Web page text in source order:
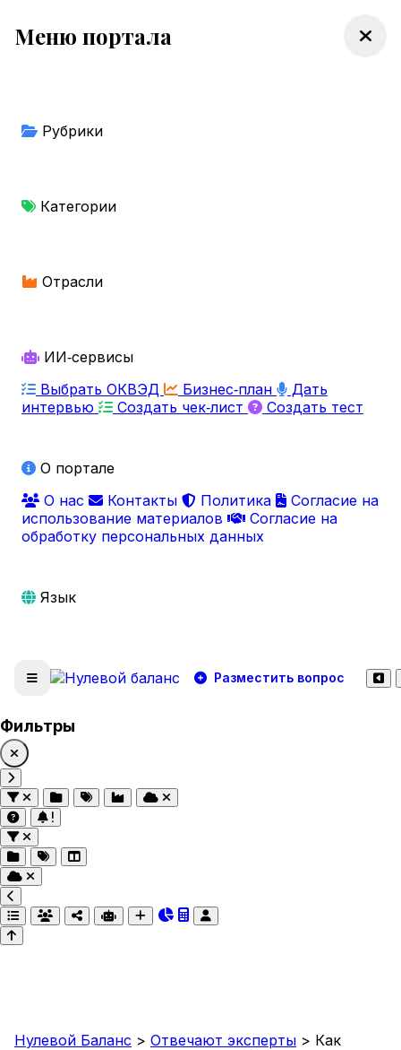
Меню портала
Рубрики
Категории
Отрасли
ИИ‑сервисы
Выбрать ОКВЭД
Бизнес‑план
Дать
интервью
Создать чек‑лист Создать тест
О портале
О нас
Контакты Политика
Согласие на
использование материалов
Согласие на
обработку персональных данных
Язык
Разместить вопрос
Фильтры
Нулевой Баланс > Отвечают эксперты > Как